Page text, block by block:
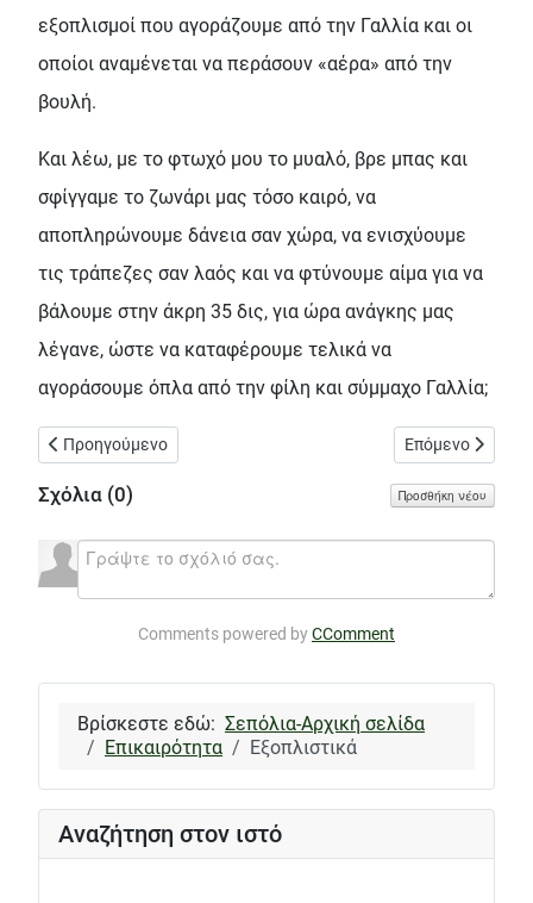
Αναζήτηση στον ιστό
εξοπλισμοί που αγοράζουμε από την Γαλλία και οι
οποίοι αναμένεται να περάσουν «αέρα» από την
βουλή.
Και λέω, με το φτωχό μου το μυαλό, βρε μπας και
σφίγγαμε το ζωνάρι μας τόσο καιρό, να
αποπληρώνουμε δάνεια σαν χώρα, να ενισχύουμε
τις τράπεζες σαν λαός και να φτύνουμε αίμα για να
βάλουμε στην άκρη 35 δις, για ώρα ανάγκης μας
λέγανε, ώστε να καταφέρουμε τελικά να
αγοράσουμε όπλα από την φίλη και σύμμαχο Γαλλία;
Προηγούμενο άρθρο: «Ένας Ρομά στον Ασπρόπυργο δεν χωρά
Προηγούμενο Επόμενο άρθρο:
Επόμενο
Σχόλια (0) Προσθήκη νέου
Comments powered byCComment
Βρίσκεστε εδώ: Σεπόλια-Αρχική σελίδα
Επικαιρότητα
Εξοπλιστικά